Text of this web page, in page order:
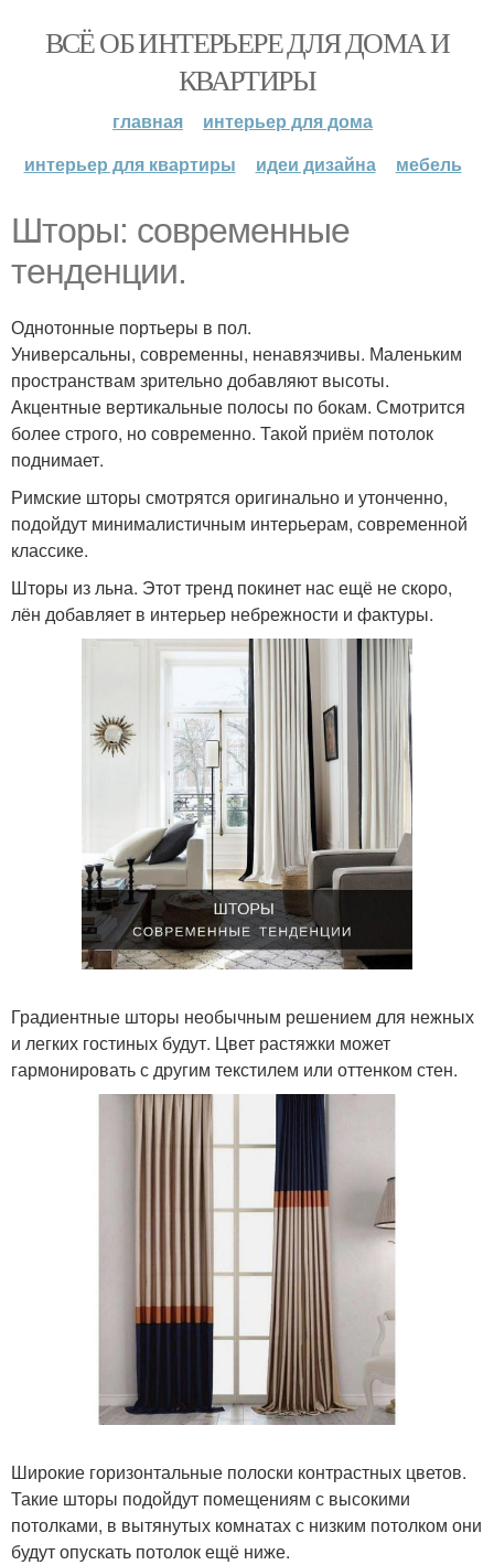
ВСЁ ОБ ИНТЕРЬЕРЕ ДЛЯ ДОМА И
КВАРТИРЫ
главная
интерьер для дома
интерьер для квартиры
идеи дизайна мебель
Шторы: современные
тенденции.
Однотонные портьеры в пол.
Универсальны, современны, ненавязчивы. Маленьким
пространствам зрительно добавляют высоты.
Акцентные вертикальные полосы по бокам. Смотрится
более строго, но современно. Такой приём потолок
поднимает.
Римские шторы смотрятся оригинально и утонченно,
подойдут минималистичным интерьерам, современной
классике.
Шторы из льна. Этот тренд покинет нас ещё не скоро,
лён добавляет в интерьер небрежности и фактуры.
Градиентные шторы необычным решением для нежных
и легких гостиных будут. Цвет растяжки может
гармонировать с другим текстилем или оттенком стен.
Широкие горизонтальные полоски контрастных цветов.
Такие шторы подойдут помещениям с высокими
потолками, в вытянутых комнатах с низким потолком они
будут опускать потолок ещё ниже.